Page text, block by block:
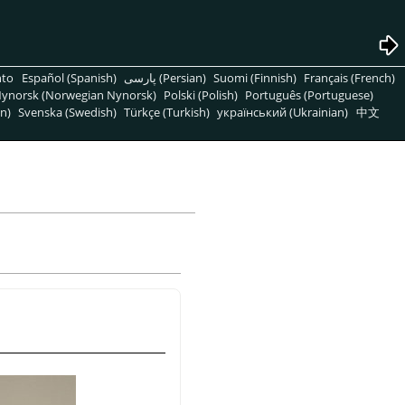
Español (Spanish) پارسی (Persian) Suomi (Finnish) Français (French)
(Norwegian Nynorsk) Polski (Polish) Português (Portuguese)
Svenska (Swedish) Türkçe (Turkish) український (Ukrainian) 中文